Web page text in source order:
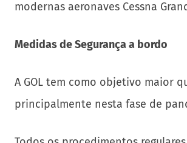
modernas aeronaves Cessna
Medidas de Segurança a bordo
A GOL tem como objetivo maior
principalmente nesta fase de